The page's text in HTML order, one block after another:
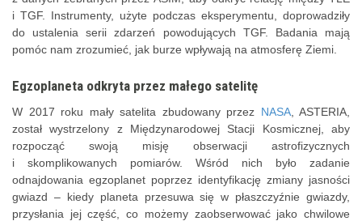
i TGF. Instrumenty, użyte podczas eksperymentu, doprowadziły
do ustalenia serii zdarzeń powodujących TGF. Badania mają
pomóc nam zrozumieć, jak burze wpływają na atmosferę Ziemi.
Egzoplaneta odkryta przez małego satelitę
W 2017 roku mały satelita zbudowany przez NASA, ASTERIA,
został wystrzelony z Międzynarodowej Stacji Kosmicznej, aby
rozpocząć swoją misję obserwacji astrofizycznych
i skomplikowanych pomiarów. Wśród nich było zadanie
odnajdowania egzoplanet poprzez identyfikację zmiany jasności
gwiazd – kiedy planeta przesuwa się w płaszczyźnie gwiazdy,
przysłania jej część, co możemy zaobserwować jako chwilowe